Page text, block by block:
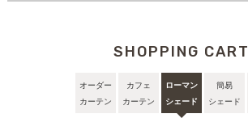
SHOPPING CART
オーダー
カーテン
カフェ
カーテン
ローマン
シェード
簡易
シェード